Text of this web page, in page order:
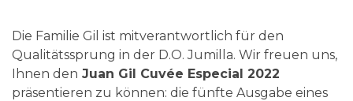
Die Familie Gil ist mitverantwortlich für den
Qualitätssprung in der D.O. Jumilla. Wir freuen uns,
Ihnen den Juan Gil Cuvée Especial 2022
präsentieren zu können: die fünfte Ausgabe eines